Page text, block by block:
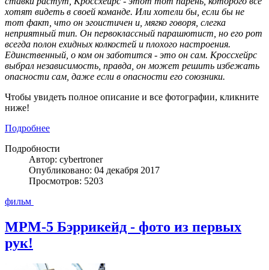
хотят видеть в своей команде. Или хотели бы, если бы не
тот факт, что он эгоистичен и, мягко говоря, слегка
неприятный тип. Он первоклассный парашютист, но его рот
всегда полон ехидных колкостей и плохого настроения.
Единственный, о ком он заботится - это он сам. Кроссхейрс
выбрал независимость, правда, он может решить избежать
опасности сам, даже если в опасности его союзники.
Чтобы увидеть полное описание и все фотографии, кликните
ниже!
Подробнее
Подробности
Автор: cybertroner
Опубликовано: 04 декабря 2017
Просмотров: 5203
фильм
MPM-5 Бэррикейд - фото из первых
рук!